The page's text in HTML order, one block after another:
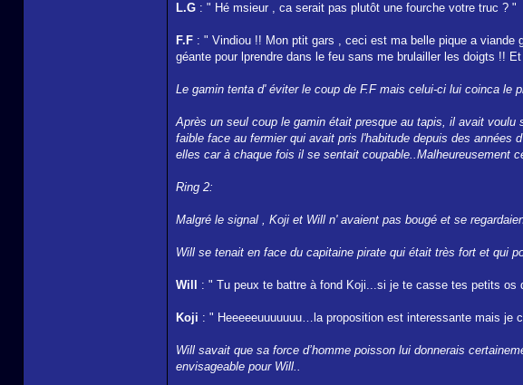
L.G : " Hé msieur , ca serait pas plutôt une fourche votre truc ? "
F.F : " Vindiou !! Mon ptit gars , ceci est ma belle pique a viande
géante pour lprendre dans le feu sans me brulailler les doigts !!
Le gamin tenta d' éviter le coup de F.F mais celui-ci lui coinca le
Après un seul coup le gamin était presque au tapis, il avait
faible face au fermier qui avait pris l'habitude depuis des années
elles car à chaque fois il se sentait coupable..Malheureusement
Ring 2:
Malgré le signal , Koji et Will n' avaient pas bougé et se
Will se tenait en face du capitaine pirate qui était très fort et qui
Will : " Tu peux te battre à fond Koji...si je te casse tes petits os
Koji : " Heeeeeuuuuuuu…la proposition est interessante mais je
Will savait que sa force d’homme poisson lui donnerais
envisageable pour Will..